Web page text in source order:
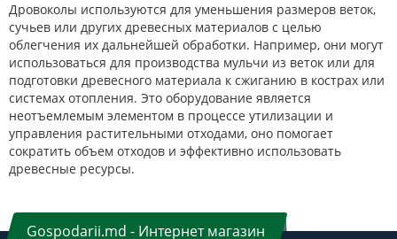
Дровоколы используются для уменьшения размеров веток,
сучьев или других древесных материалов с целью
облегчения их дальнейшей обработки. Например, они могут
использоваться для производства мульчи из веток или для
подготовки древесного материала к сжиганию в кострах или
системах отопления. Это оборудование является
неотъемлемым элементом в процессе утилизации и
управления растительными отходами, оно помогает
сократить объем отходов и эффективно использовать
древесные ресурсы.
Gospodarii.md - Интернет магазин